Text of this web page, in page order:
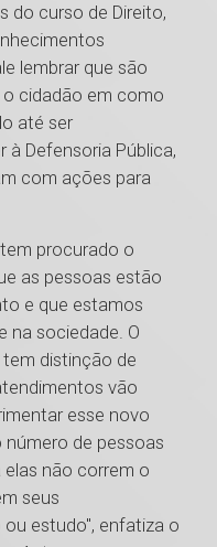
do curso de Direito,
lembrar que são
cidadão em como
até ser
Defensoria Pública,
com ações para
procurado o
as pessoas estão
e que estamos
na sociedade. O
distinção de
vão
esse novo
de pessoas
não correm o
seus
estudo", enfatiza o